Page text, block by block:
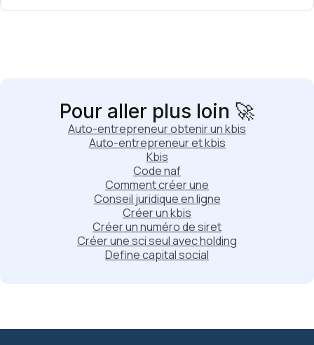
Pour aller plus loin 🚀
Auto-entrepreneur obtenir un kbis
Auto-entrepreneur et kbis
Kbis
Code naf
Comment créer une
Conseil juridique en ligne
Créer un kbis
Créer un numéro de siret
Créer une sci seul avec holding
Define capital social